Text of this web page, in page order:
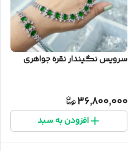
سرویس نگیندار نقره جواهری
36,800,000
افزودن به سبد